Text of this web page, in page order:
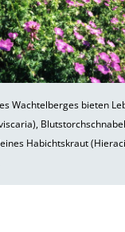
Wachtelberges bieten
),
Habichtskraut (